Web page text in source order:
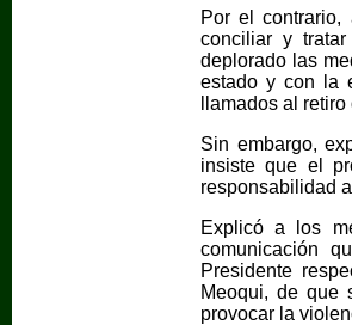
Por el
conciliar y
deplorado las
estado y con la
llamados al
Sin embargo,
insiste que el
responsabilidad
Explicó a los
comunicación
Presidente
Meoqui, de que
provocar la